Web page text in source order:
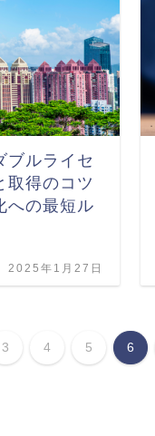
ブルライセ
取得のコツ
への最短ル
2025年1月27日
3 4 5 6